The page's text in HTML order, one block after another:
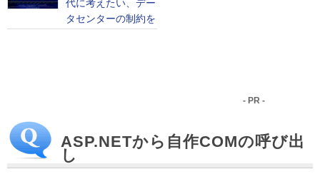
- PR -
ASP.NETから自作COMの呼び出
し